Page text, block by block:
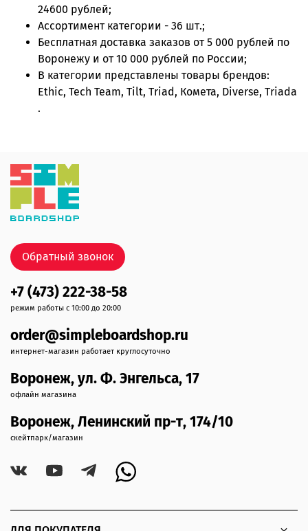
24600 рублей;
Ассортимент категории - 36 шт.;
Бесплатная доставка заказов от 5 000 рублей по
Воронежу и от 10 000 рублей по России;
В категории представлены товары брендов:
Ethic, Tech Team, Tilt, Triad, Комета, Diverse, Triada
.
+7 (473) 222-38-58
режим работы с 10:00 до 20:00
order@simpleboardshop.ru
интернет-магазин работает круглосуточно
Воронеж, ул. Ф. Энгельса, 17
офлайн магазина
Воронеж, Ленинский пр-т, 174/10
скейтпарк/магазин
Обратный звонок